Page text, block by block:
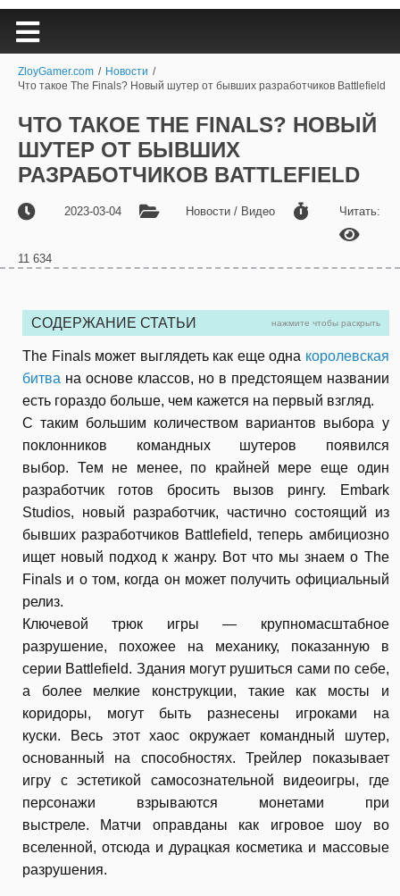
ZloyGamer.com / Новости /
Что такое The Finals? Новый шутер от бывших разработчиков Battlefield
ЧТО ТАКОЕ THE FINALS? НОВЫЙ
ШУТЕР ОТ БЫВШИХ
РАЗРАБОТЧИКОВ BATTLEFIELD
2023-03-04 Новости / Видео Читать:
11 634
СОДЕРЖАНИЕ СТАТЬИ нажмите чтобы раскрыть
The Finals может выглядеть как еще одна королевская
битва на основе классов, но в предстоящем названии
есть гораздо больше, чем кажется на первый взгляд.
С таким большим количеством вариантов выбора у
поклонников командных шутеров появился
выбор. Тем не менее, по крайней мере еще один
разработчик готов бросить вызов рингу. Embark
Studios, новый разработчик, частично состоящий из
бывших разработчиков Battlefield, теперь амбициозно
ищет новый подход к жанру. Вот что мы знаем о The
Finals и о том, когда он может получить официальный
релиз.
Ключевой трюк игры — крупномасштабное
разрушение, похожее на механику, показанную в
серии Battlefield. Здания могут рушиться сами по себе,
а более мелкие конструкции, такие как мосты и
коридоры, могут быть разнесены игроками на
куски. Весь этот хаос окружает командный шутер,
основанный на способностях. Трейлер показывает
игру с эстетикой самосознательной видеоигры, где
персонажи взрываются монетами при
выстреле. Матчи оправданы как игровое шоу во
вселенной, отсюда и дурацкая косметика и массовые
разрушения.